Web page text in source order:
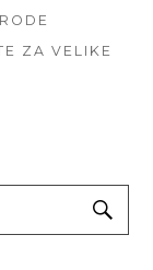
ZA VELIKE